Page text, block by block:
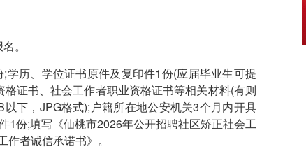
。
历、学位证书原件及复印件1份(应届毕业生可提
证书、社会工作者职业资格证书等相关材料(有则
下，JPG格式);户籍所在地公安机关3个月内开具
1份;填写《仙桃市2026年公开招聘社区矫正社会工
者诚信承诺书》。